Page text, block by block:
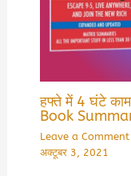
हफ्ते में 4 घंटे
Book
Leave a Comment
अक्टूबर 3, 2021